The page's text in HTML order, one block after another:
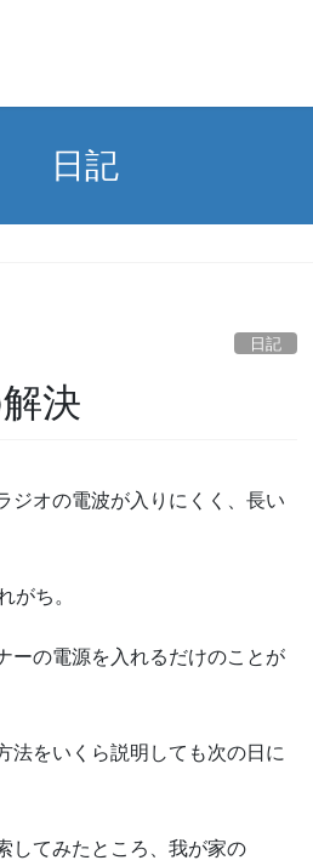
日記
日記
決
ジオの電波が入りにくく、長い
がち。
ーの電源を入れるだけのことが
法をいくら説明しても次の日に
してみたところ、我が家の